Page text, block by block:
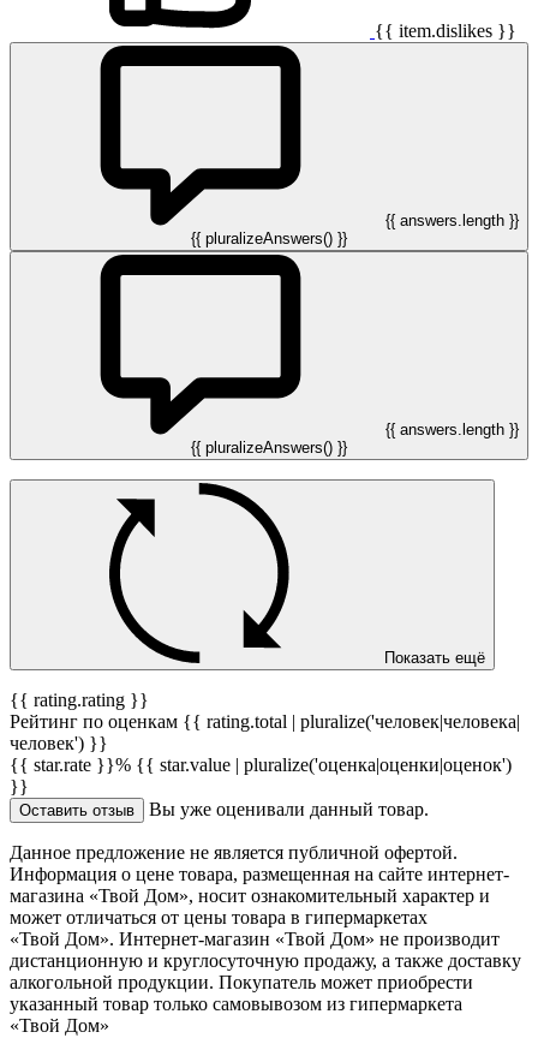
{{ item.dislikes }}
{{ answers.length }}
{{ pluralizeAnswers() }}
{{ answers.length }}
{{ pluralizeAnswers() }}
Показать ещё
{{ rating.rating }}
Рейтинг по оценкам {{ rating.total | pluralize('человек|человека|
человек') }}
{{ star.rate }}% {{ star.value | pluralize('оценка|оценки|оценок')
}}
Оставить отзыв Вы уже оценивали данный товар.
Данное предложение не является публичной офертой.
Информация о цене товара, размещенная на сайте интернет-
магазина «Твой Дом», носит ознакомительный характер и
может отличаться от цены товара в гипермаркетах
«Твой Дом». Интернет-магазин «Твой Дом» не производит
дистанционную и круглосуточную продажу, а также доставку
алкогольной продукции. Покупатель может приобрести
указанный товар только самовывозом из гипермаркета
«Твой Дом»